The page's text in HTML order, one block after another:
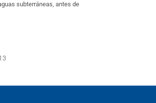
subterráneas, antes de